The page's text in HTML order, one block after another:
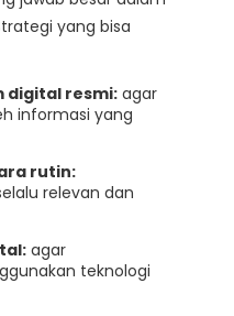
yang bisa
digital resmi: agar
informasi yang
rutin:
relevan dan
agar
teknologi